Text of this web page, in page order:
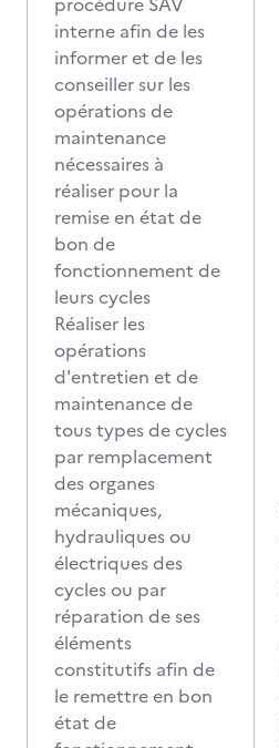
interne afin de les
informer et de les
conseiller sur les
opérations de
maintenance
nécessaires à
réaliser pour la
remise en état de
bon de
fonctionnement de
leurs cycles
Réaliser les
opérations
d'entretien et de
maintenance de
tous types de cycles
par remplacement
des organes
mécaniques,
hydrauliques ou
électriques des
cycles ou par
réparation de ses
éléments
constitutifs afin de
le remettre en bon
état de